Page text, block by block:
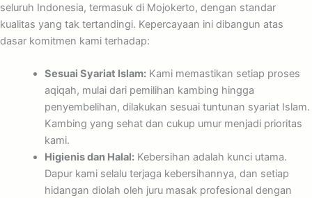
seluruh Indonesia, termasuk di Mojokerto, dengan standar
kualitas yang tak tertandingi. Kepercayaan ini dibangun atas
dasar komitmen kami terhadap:
Sesuai Syariat Islam:Kami memastikan setiap proses
aqiqah, mulai dari pemilihan kambing hingga
penyembelihan, dilakukan sesuai tuntunan syariat Islam.
Kambing yang sehat dan cukup umur menjadi prioritas
kami.
Higienis dan Halal:Kebersihan adalah kunci utama.
Dapur kami selalu terjaga kebersihannya, dan setiap
hidangan diolah oleh juru masak profesional dengan